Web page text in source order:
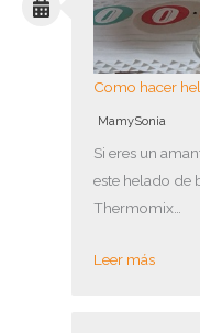
Como hacer
MamySonia
Si eres un
este helado de
Thermomix…
Leer más